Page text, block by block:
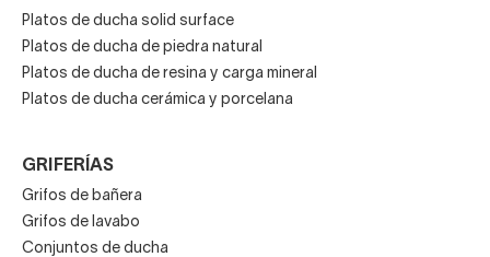
Platos de ducha solid surface
Platos de ducha de piedra natural
Platos de ducha de resina y carga mineral
Platos de ducha cerámica y porcelana
GRIFERÍAS
Grifos de bañera
Grifos de lavabo
Conjuntos de ducha